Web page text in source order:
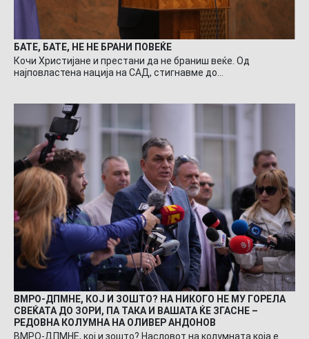
БАТЕ, БАТЕ, НЕ НЕ БРАНИ ПОВЕЌЕ
Кочи Христијане и престани да не браниш веќе. Од
најповластена нација на САД, стигнавме до…
ВМРО-ДПМНЕ, КОЈ И ЗОШТО? НА НИКОГО НЕ МУ ГОРЕЛА
СВЕЌАТА ДО ЗОРИ, ПА ТАКА И ВАШАТА ЌЕ ЗГАСНЕ –
РЕДОВНА КОЛУМНА НА ОЛИВЕР АНДОНОВ
ВМРО-ДПМНЕ, кој и зошто? Насловот на колумната која е